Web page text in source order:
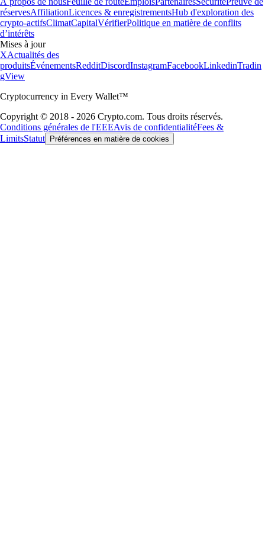
réservesAffiliationLicences & enregistrementsHub d'exploration des
crypto-actifsClimatCapitalVérifierPolitique en matière de conflits
d’intérêts
Mises à jour
XActualités des
produitsÉvénementsRedditDiscordInstagramFacebookLinkedinTradin
gView
Cryptocurrency in Every Wallet™
Copyright © 2018 - 2026 Crypto.com. Tous droits réservés.
Conditions générales de l'EEEAvis de confidentialitéFees &
LimitsStatut Préférences en matière de cookies